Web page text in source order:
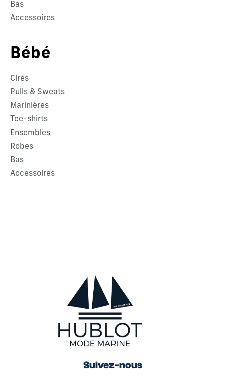
Bas
Accessoires
Bébé
Cirés
Pulls & Sweats
Marinières
Tee-shirts
Ensembles
Robes
Bas
Accessoires
Suivez-nous